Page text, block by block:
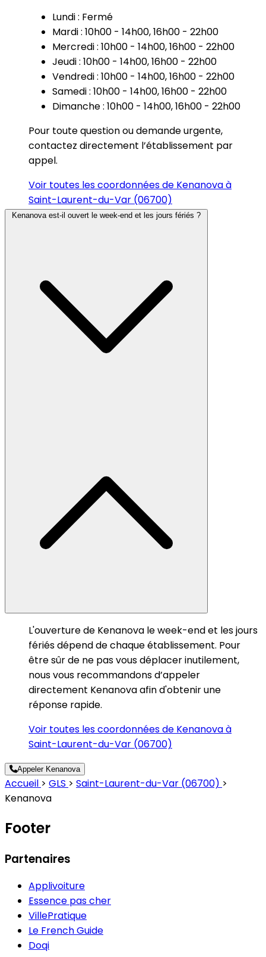
Lundi : Fermé
Mardi : 10h00 - 14h00, 16h00 - 22h00
Mercredi : 10h00 - 14h00, 16h00 - 22h00
Jeudi : 10h00 - 14h00, 16h00 - 22h00
Vendredi : 10h00 - 14h00, 16h00 - 22h00
Samedi : 10h00 - 14h00, 16h00 - 22h00
Dimanche : 10h00 - 14h00, 16h00 - 22h00
Pour toute question ou demande urgente,
contactez directement l’établissement par
appel.
Voir toutes les coordonnées de Kenanova à
Saint-Laurent-du-Var (06700)
Kenanova est-il ouvert le week-end et les jours fériés ?
L'ouverture de Kenanova le week-end et les jours
fériés dépend de chaque établissement. Pour
être sûr de ne pas vous déplacer inutilement,
nous vous recommandons d’appeler
directement Kenanova afin d'obtenir une
réponse rapide.
Voir toutes les coordonnées de Kenanova à
Saint-Laurent-du-Var (06700)
Appeler Kenanova
Accueil > GLS > Saint-Laurent-du-Var (06700) >
Kenanova
Footer
Partenaires
Applivoiture
Essence pas cher
VillePratique
Le French Guide
Doqi